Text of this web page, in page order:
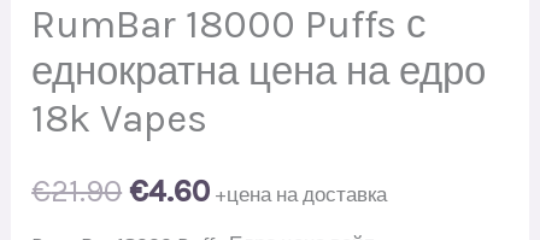
RumBar 18000 Puffs с
еднократна цена на едро
18k Vapes
€21.90 Original
€4.60Current
+цена на доставка